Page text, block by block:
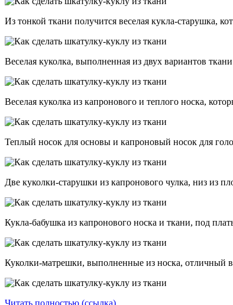
Из тонкой ткани получится веселая кукла-старушка,
Веселая куколка, выполненная из двух вариантов
Веселая куколка из капронового и теплого носка,
Теплый носок для основы и капроновый носок для
Две куколки-старушки из капронового чулка, низ из
Кукла-бабушка из капронового носка и ткани, под
Куколки-матрешки, выполненные из носка, отличный
Читать полностью (ссылка)